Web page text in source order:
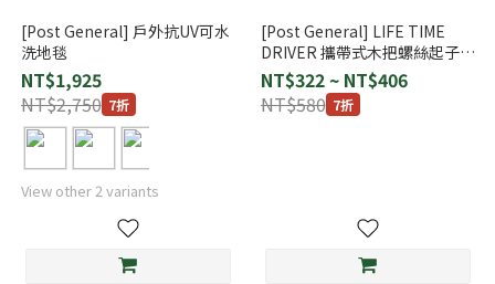
[Post General] 戶外抗UV可水
洗地毯
NT$1,925
NT$2,750 7折
View other 2 variants
[Post General] LIFE TIME
DRIVER 攜帶式木把螺絲起子
(附收納掛帶)
NT$322 ~ NT$406
NT$580 7折